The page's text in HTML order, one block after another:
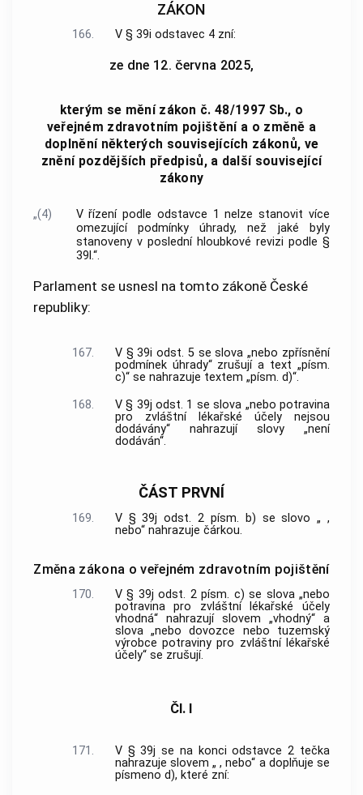
ZÁKON
166. V § 39i odstavec 4 zní:
ze dne 12. června 2025,
kterým se mění zákon č. 48/1997 Sb., o
veřejném zdravotním pojištění a o změně a
doplnění některých souvisejících zákonů, ve
znění pozdějších předpisů, a další související
zákony
„(4)
V řízení podle odstavce 1 nelze stanovit více
omezující podmínky úhrady, než jaké byly
stanoveny v poslední hloubkové revizi podle §
39l.“.
Parlament se usnesl na tomto zákoně České
republiky:
167.
V § 39i odst. 5 se slova „nebo zpřísnění
podmínek úhrady“ zrušují a text „písm.
c)“ se nahrazuje textem „písm. d)“.
168.
V § 39j odst. 1 se slova „nebo potravina
pro zvláštní lékařské účely nejsou
dodávány“ nahrazují slovy „není
dodáván“.
ČÁST PRVNÍ
169.
V § 39j odst. 2 písm. b) se slovo „ ,
nebo“ nahrazuje čárkou.
Změna zákona o veřejném zdravotním pojištění
170.
V § 39j odst. 2 písm. c) se slova „nebo
potravina pro zvláštní lékařské účely
vhodná“ nahrazují slovem „vhodný“ a
slova „nebo dovozce nebo tuzemský
výrobce potraviny pro zvláštní lékařské
účely“ se zrušují.
Čl. I
171.
V § 39j se na konci odstavce 2 tečka
nahrazuje slovem „ , nebo“ a doplňuje se
písmeno d), které zní: